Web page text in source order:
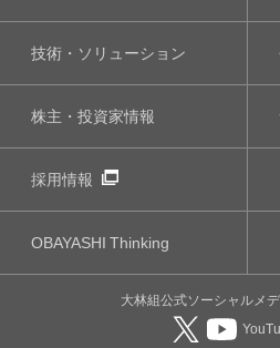
技術・ソリューション
株主・投資家情報
採用情報
OBAYASHIThinking
大林組公式ソーシャルメ